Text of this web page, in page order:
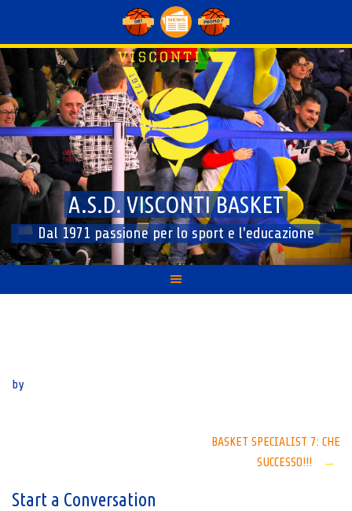
content
A.S.D. VISCONTI BASKET
Dal 1971 passione per lo sport e l'educazione
by
BASKET SPECIALIST 7: CHE
SUCCESSO!!!
→
Start a Conversation